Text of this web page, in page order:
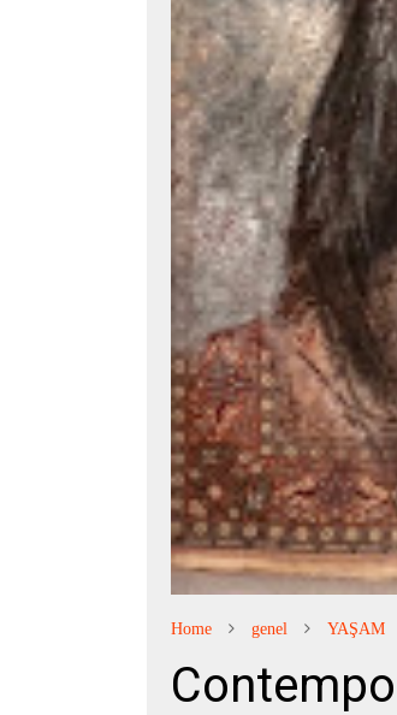
Home genel YAŞAM